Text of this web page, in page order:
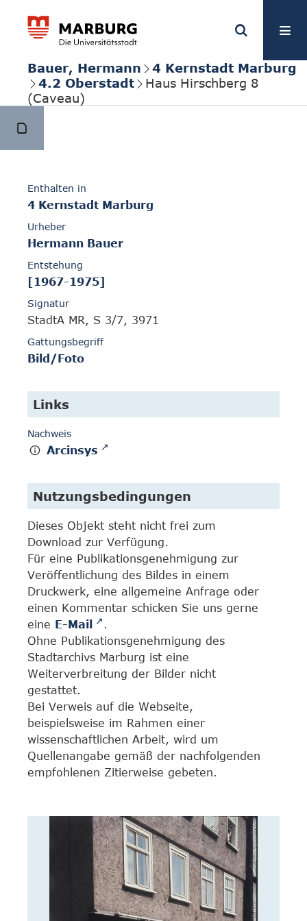
Bauer, Hermann
4 Kernstadt Marburg
4.2 Oberstadt
Haus Hirschberg 8
(Caveau)
Enthalten in
4 Kernstadt Marburg
Urheber
Hermann Bauer
Entstehung
[1967-1975]
Signatur
StadtA MR, S 3/7, 3971
Gattungsbegriff
Bild/Foto
Links
Nachweis
Arcinsys
Nutzungsbedingungen
Dieses Objekt steht nicht frei zum
Download zur Verfügung.
Für eine Publikationsgenehmigung zur
Veröffentlichung des Bildes in einem
Druckwerk, eine allgemeine Anfrage oder
einen Kommentar schicken Sie uns gerne
eine E-Mail
.
Ohne Publikationsgenehmigung des
Stadtarchivs Marburg ist eine
Weiterverbreitung der Bilder nicht
gestattet.
Bei Verweis auf die Webseite,
beispielsweise im Rahmen einer
wissenschaftlichen Arbeit, wird um
Quellenangabe gemäß der nachfolgenden
empfohlenen Zitierweise gebeten.